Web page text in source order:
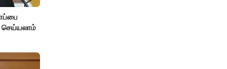
செய்யலாம்